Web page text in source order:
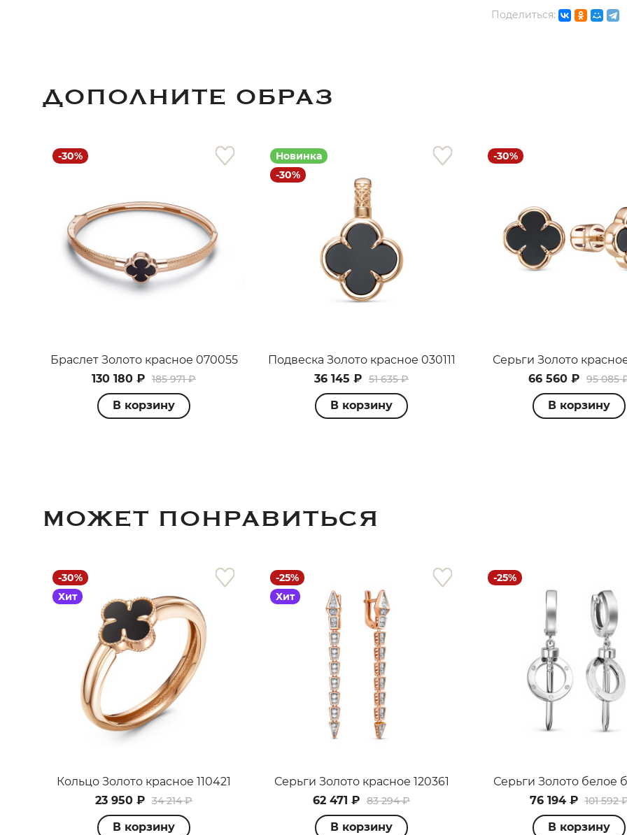
Поделиться:
ДОПОЛНИТЕ ОБРАЗ
-30%
Браслет Золото красное 070055
130 180 ₽ 185 971 ₽
В корзину
Новинка
-30%
Подвеска Золото красное 030111
36 145 ₽ 51 635 ₽
В корзину
-30%
Серьги Золото красное
66 560 ₽ 95 085
В корзину
МОЖЕТ ПОНРАВИТЬСЯ
-30%
Хит
Кольцо Золото красное 110421
23 950 ₽ 34 214 ₽
В корзину
-25%
Хит
Серьги Золото красное 120361
62 471 ₽ 83 294 ₽
В корзину
-25%
Серьги Золото белое
76 194 ₽ 101 592
В корзину
plait.ru